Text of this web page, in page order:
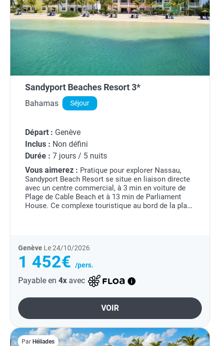
Sandyport Beaches Resort 3*
Bahamas Séjour
Départ : Genève
Inclus : Non défini
Durée : 7 jours / 5 nuits
Vous aimerez : Pratique pour explorer Nassau,
Sandyport Beach Resort se situe en liaison directe
avec un centre commercial, à 3 min en voiture de
Plage de Cable Beach et à 13 min de Parliament
House. Ce complexe touristique au bord de la plage
Genève Le 24/10/2026
1 452€ /pers.
Payable en 4x avec
VOIR
Par Héliades